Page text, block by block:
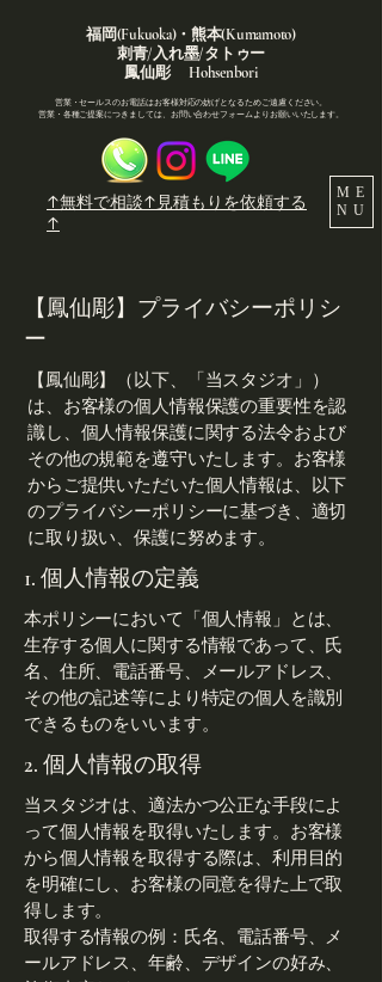
福岡(Fukuoka)・熊本(Kumamoto)
刺青/入れ墨/タトゥー
鳳仙彫 Hohsenbori
営業・セールスのお電話はお客様対応の妨げとなるためご遠慮ください。
営業・各種ご提案につきましては、お問い合わせフォームよりお願いいたします。
↑無料で相談↑見積もりを依頼する
↑
ME
NU
【鳳仙彫】プライバシーポリシ
ー
【鳳仙彫】（以下、「当スタジオ」）
は、お客様の個人情報保護の重要性を認
識し、個人情報保護に関する法令および
その他の規範を遵守いたします。お客様
からご提供いただいた個人情報は、以下
のプライバシーポリシーに基づき、適切
に取り扱い、保護に努めます。
1. 個人情報の定義
本ポリシーにおいて「個人情報」とは、
生存する個人に関する情報であって、氏
名、住所、電話番号、メールアドレス、
その他の記述等により特定の個人を識別
できるものをいいます。
2. 個人情報の取得
当スタジオは、適法かつ公正な手段によ
って個人情報を取得いたします。お客様
から個人情報を取得する際は、利用目的
を明確にし、お客様の同意を得た上で取
得します。
取得する情報の例：氏名、電話番号、メ
ールアドレス、年齢、デザインの好み、